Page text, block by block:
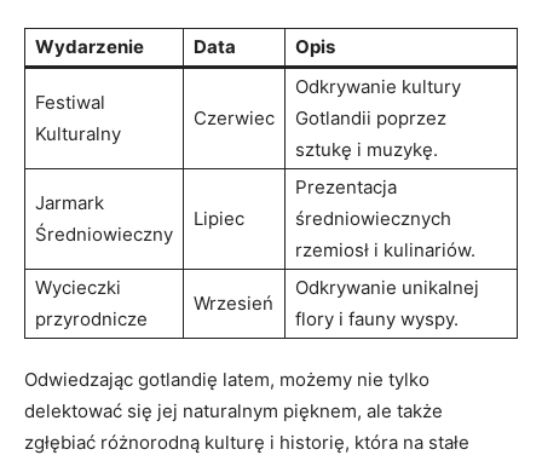
Wydarzenie Data Opis
Festiwal
Kulturalny
Czerwiec
Odkrywanie kultury
Gotlandii poprzez
sztukę i muzykę.
Jarmark
Średniowieczny
Lipiec
Prezentacja
średniowiecznych
rzemiosł i kulinariów.
Wycieczki
przyrodnicze
Wrzesień
Odkrywanie unikalnej
flory i fauny wyspy.
Odwiedzając gotlandię latem, możemy nie tylko
delektować się jej naturalnym pięknem, ale także
zgłębiać różnorodną kulturę i historię, która na stałe